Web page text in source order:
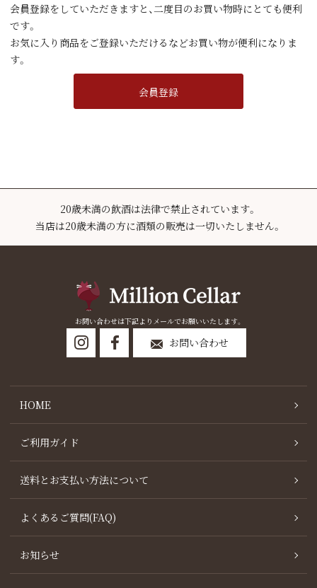
会員登録をしていただきますと、二度目のお買い物時にとても便利
です。
お気に入り商品をご登録いただけるなどお買い物が便利になりま
す。
会員登録
20歳未満の飲酒は法律で禁止されています。
当店は20歳未満の方に酒類の販売は一切いたしません。
お問い合わせは下記よりメールでお願いいたします。
お問い合わせ
HOME
ご利用ガイド
送料とお支払い方法について
よくあるご質問(FAQ)
お知らせ